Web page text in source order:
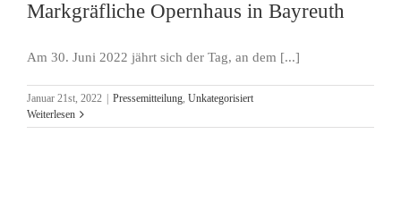
Markgräfliche Opernhaus in Bayreuth
Am 30. Juni 2022 jährt sich der Tag, an dem [...]
Januar 21st, 2022 Pressemitteilung, Unkategorisiert
Weiterlesen